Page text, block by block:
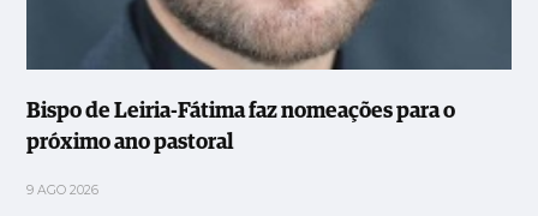
Bispo de Leiria-Fátima faz nomeações para o
próximo ano pastoral
9 AGO 2026